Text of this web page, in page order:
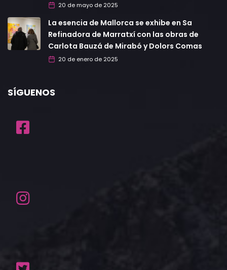
20 de mayo de 2025
La esencia de Mallorca se exhibe en Sa
Refinadora de Marratxí con las obras de
Carlota Bauzá de Mirabó y Dolors Comas
20 de enero de 2025
SÍGUENOS